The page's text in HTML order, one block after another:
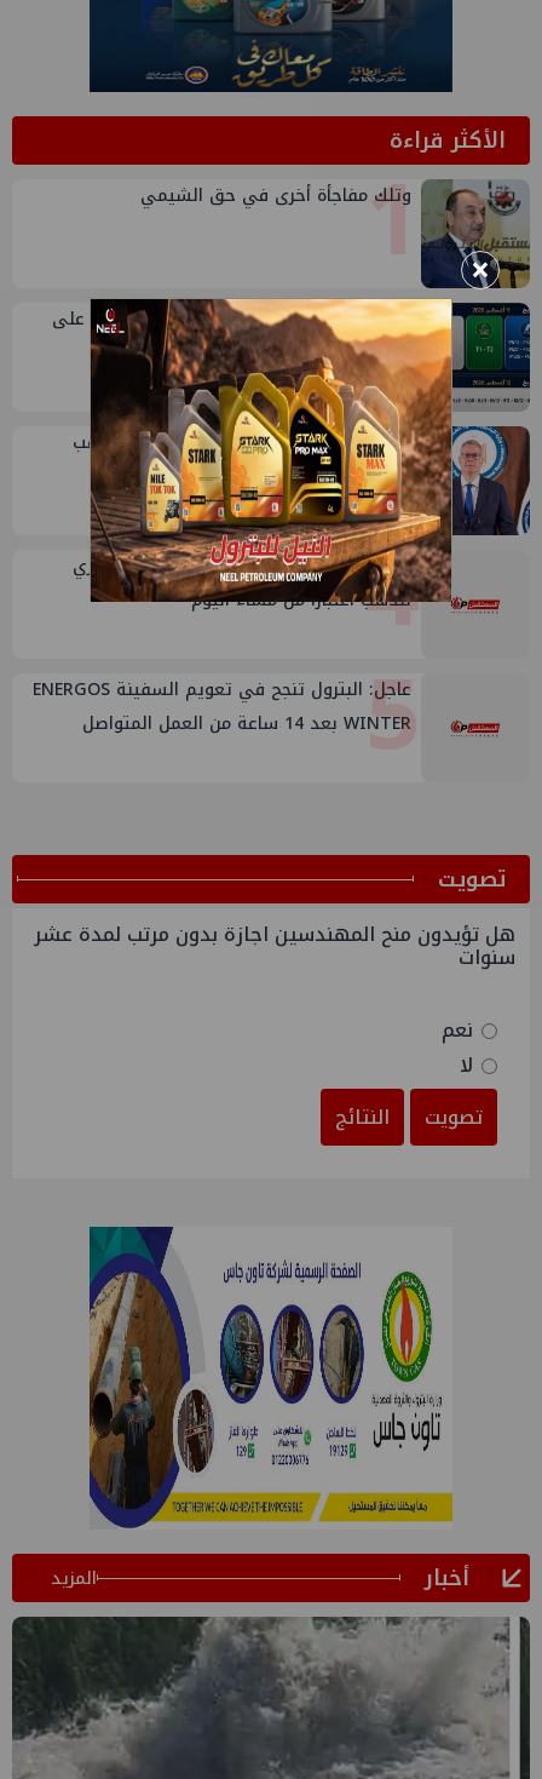
الأكثر قراءة1
وتلك مفاجأة أخرى في حق الشيمي
2
الثروة المعدنية تعلن مواعيد إغلاق التزايد على
عدد من القطاعات خلال 11 و13 أغسطس
3
انتهاء اجتماع وزير البترول في جاسكو وترقب
توجهه إلى منجم السكري
4
عاجل: استئناف العمل تدريجياً بمنجم السكري
للذهب اعتباراً من مساء اليوم
5
عاجل: البترول تنجح في تعويم السفينة ENERGOS
WINTER بعد 14 ساعة من العمل المتواصل
ﺗﺼﻮﻳﺖ
هل تؤيدون منح المهندسين اجازة بدون مرتب لمدة عشر
سنوات
نعم
لا
تصويت
النتائج
أخبار المزيد
×